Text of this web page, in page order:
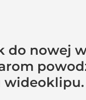
do nowej
wideoklipu.